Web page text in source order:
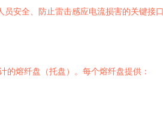
安全、防止雷击感应电流损害的关键接口
的熔纤盘（托盘）。每个熔纤盘提供：